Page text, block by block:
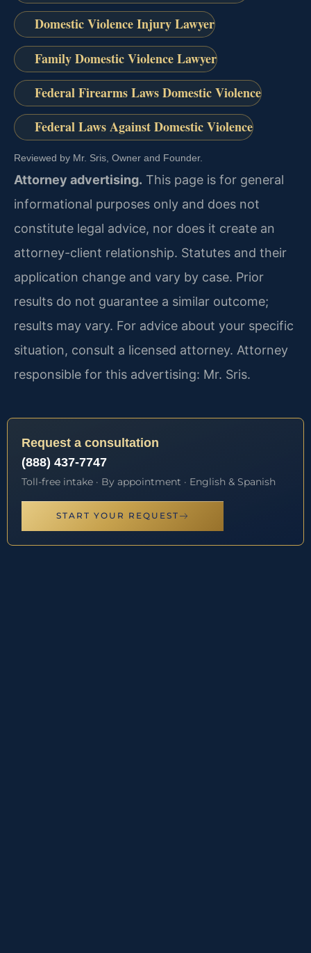
Domestic Violence Injury Lawyer
Family Domestic Violence Lawyer
Federal Firearms Laws Domestic Violence
Federal Laws Against Domestic Violence
Reviewed by Mr. Sris, Owner and Founder.
Attorney advertising. This page is for general
informational purposes only and does not
constitute legal advice, nor does it create an
attorney-client relationship. Statutes and their
application change and vary by case. Prior
results do not guarantee a similar outcome;
results may vary. For advice about your specific
situation, consult a licensed attorney. Attorney
responsible for this advertising: Mr. Sris.
Request a consultation
(888) 437-7747
Toll-free intake · By appointment · English & Spanish
START YOUR REQUEST